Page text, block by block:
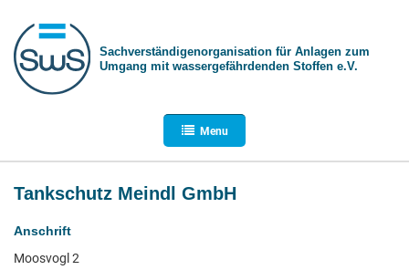
Sachverständigen­organisation für Anlagen zum
Umgang mit wasser­gefährdenden Stoffen e.V.
Menu
Tankschutz Meindl GmbH
Anschrift
Moosvogl 2